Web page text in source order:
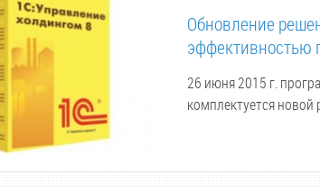
Обновление
эффективностью
26 июня 2015 г.
комплектуется новой